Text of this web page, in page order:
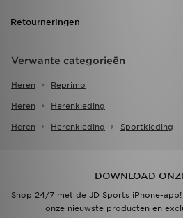
Retourneringen
Verwante categorieën
Heren Reprimo
Heren Herenkleding
Heren Herenkleding Sportkleding
DOWNLOAD
Shop 24/7 met de JD Sports iPhone-
onze nieuwste producten en